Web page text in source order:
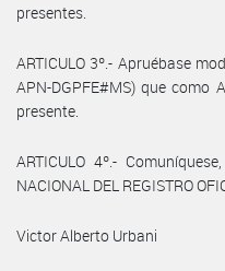
presentes.
ARTICULO 3º.- Apruébase
APN-DGPFE#MS) que
presente.
ARTICULO 4º.-
NACIONAL DEL REGISTRO
Victor Alberto Urbani